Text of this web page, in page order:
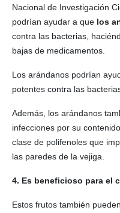
Nacional de Investigación
podrían ayudar a que los
contra las bacterias,
bajas de medicamentos.
Los arándanos podrían
potentes contra las
Además, los arándanos
infecciones por su
clase de polifenoles que
las paredes de la vejiga.
4. Es beneficioso para el
Estos frutos también